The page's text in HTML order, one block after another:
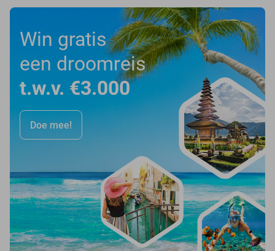
Win gratis
een droomreis
t.w.v. €3.000
Doe mee!